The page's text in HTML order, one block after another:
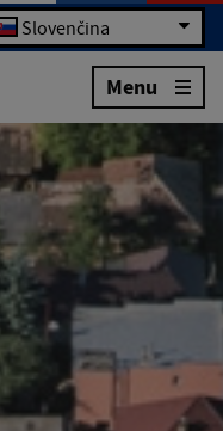
Slovenčina
Menu